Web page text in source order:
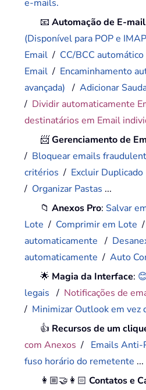
e-mails.
📧Automação de E-mail
(Disponível para POP e
Email / CC/BCC
Email / Encaminhamento
avançada) /Adicionar
/ Dividir automaticamente
destinatários em Email
📨Gerenciamento de
/ Bloquear emails
critérios / Excluir Duplicado
/ Organizar Pastas ...
📁Anexos Pro: Salvar
Lote / Comprimir em Lote /
automaticamente /
automaticamente /Auto
🌟 Magia da Interface:
legais / Notificações de
/ Minimizar Outlook em vez
👍 Recursos de um
com Anexos / Emails Anti-
fuso horário do remetente ...
👩🏼‍🤝‍👩🏻Contatos e